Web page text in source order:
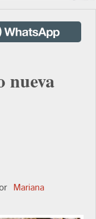
nueva
Mariana